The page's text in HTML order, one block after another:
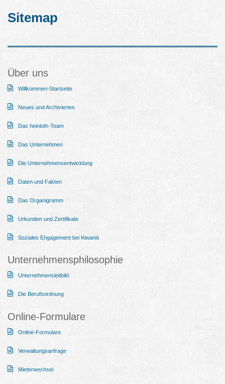
Sitemap
Über uns
Willkommen-Startseite
Neues und Archiviertes
Das heinloth-Team
Das Unternehmen
Die Unternehmensentwicklung
Daten und Fakten
Das Organigramm
Urkunden und Zertifikate
Soziales Engagement bei Kiwanis
Unternehmensphilosophie
Unternehmensleitbild
Die Berufsordnung
Online-Formulare
Online-Formulare
Verwaltungsanfrage
Mieterwechsel